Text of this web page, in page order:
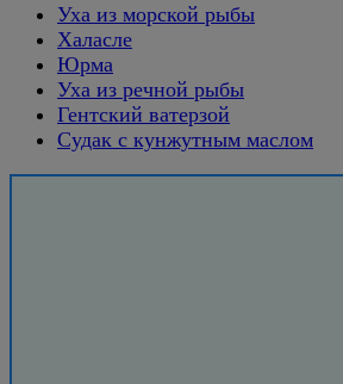
Уха из морской рыбы
Халасле
Юрма
Уха из речной рыбы
Гентский ватерзой
Судак с кунжутным маслом